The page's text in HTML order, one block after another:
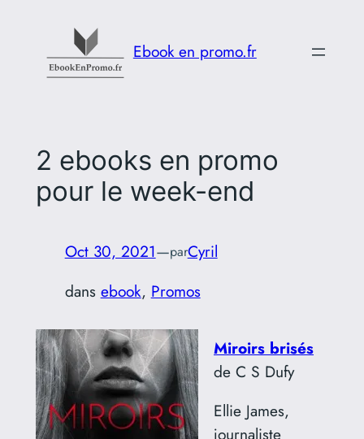
contenu
Ebook en promo.fr
2 ebooks en promo
pour le week-end
Oct 30, 2021—parCyril
dans ebook, Promos
Miroirs brisés
de C S Dufy
Ellie James,